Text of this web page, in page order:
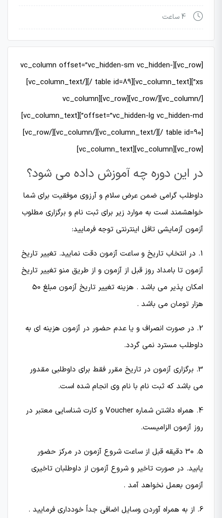
4 ساعت
[vc_row][vc_column offset=”vc_hidden-sm vc_hidden-
xs”][vc_column_text][table id=89 /][/vc_column_text]
[/vc_column][/vc_row][vc_row][vc_column
offset=”vc_hidden-lg vc_hidden-md”][vc_column_text]
[table id=90 /][/vc_column_text][/vc_column][/vc_row]
[vc_row][vc_column][vc_column_text]
در این دوره چه آموزش داده می شود؟
داوطلب گرامی ضمن عرض سلام و آرزوی موفقیت برای شما
خواهشمند است به موارد زیر برای ثبت نام و برگزاری مطلوب
آزمون آزمایشی تافل اینترنتی توجه فرمایید:
1. در انتخاب تاریخ و ساعت آزمون دقت نمایید. تغییر تاریخ
آزمون تا بامداد روز قبل از آزمون و از طریق منو تغییر تاریخ
امکان پذیر می باشد . هزینه تغییر تاریخ آزمون مبلغ 50
هزار تومان می باشد .
2. در صورت انصراف و یا عدم حضور در آزمون هزینه ای به
داوطلب مسترد نمی گردد.
3. برگزاری آزمون در تاریخ مقرر فقط برای داوطلبی مقدور
می باشد که ثبت نام با نام وی انجام شده است.
4. همراه داشتن شماره Voucher و کارت شناسایی معتبر در
روز آزمون الزامیست.
5. 30 دقیقه قبل از ساعت شروع آزمون در مركز حضور
یابید. در صورت تاخیر و شروع آزمون از داوطلبان تاخیری
آزمون بعمل نخواهد آمد .
6. از به همراه آوردن وسایل اضافی جداً خودداری فرمایید .